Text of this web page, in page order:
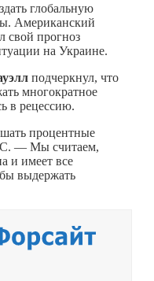
глобальную
Американский
свой прогноз
на Украине.
подчеркнул, что
многократное
в рецессию.
процентные
— Мы считаем,
и имеет все
выдержать